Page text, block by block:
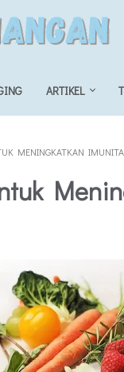
ARTIKEL
MENINGKATKAN